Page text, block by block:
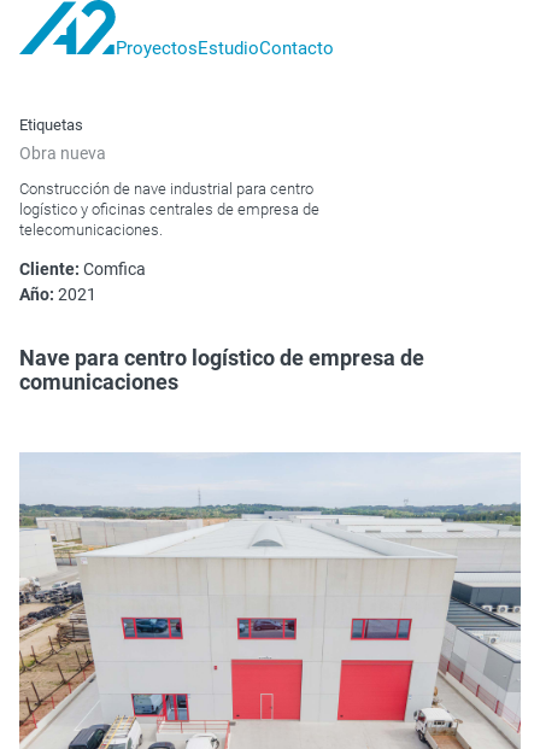
proyectos
ProyectosEstudioContacto
Etiquetas
Obra nueva
Construcción de nave industrial para centro
logístico y oficinas centrales de empresa de
telecomunicaciones.
Cliente: Comfica
Año: 2021
Nave para centro logístico de empresa de
comunicaciones